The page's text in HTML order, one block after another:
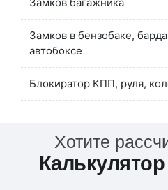
Замков в бензобаке,
автобоксе
Блокиратор КПП, руля,
Хотите